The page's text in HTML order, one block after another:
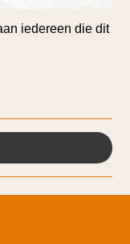
iedereen die dit